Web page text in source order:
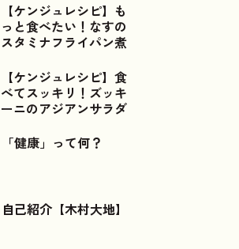
【ケンジュレシピ】も
っと食べたい！なすの
スタミナフライパン煮
【ケンジュレシピ】食
べてスッキリ！ズッキ
ーニのアジアンサラダ
「健康」って何？
自己紹介【木村大地】